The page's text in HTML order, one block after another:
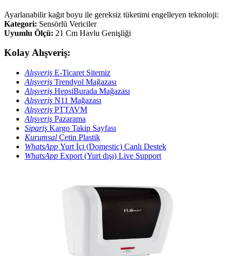
Ayarlanabilir kağıt boyu ile gereksiz tüketimi engelleyen teknoloji:
Kategori: Sensörlü Vericiler
Uyumlu Ölçü: 21 Cm Havlu Genişliği
Kolay Alışveriş:
Alışveriş E-Ticaret Sitemiz
Alışveriş Trendyol Mağazası
Alışveriş HepsiBurada Mağazası
Alışveriş N11 Mağazası
Alışveriş PTTAVM
Alışveriş Pazarama
Sipariş Kargo Takip Sayfası
Kurumsal Çetin Plastik
WhatsApp Yurt İçi (Domestic) Canlı Destek
WhatsApp Export (Yurt dışı) Live Support